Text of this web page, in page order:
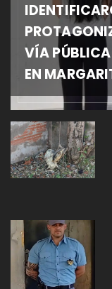
VÍA
EN